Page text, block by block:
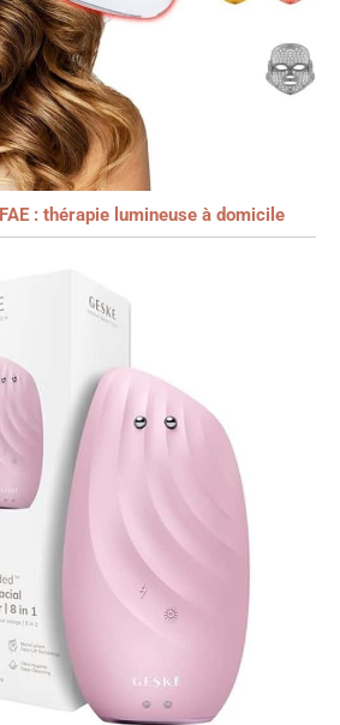
: thérapie lumineuse à domicile